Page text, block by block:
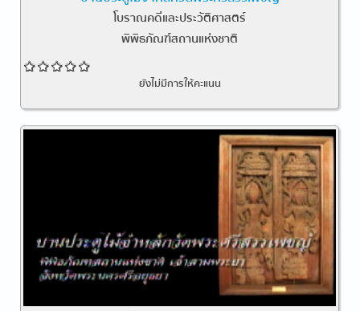
โบราณคดีและประวัติศาสตร์
พิพิธภัณฑ์สถานแห่งชาติ
ยังไม่มีการให้คะแนน